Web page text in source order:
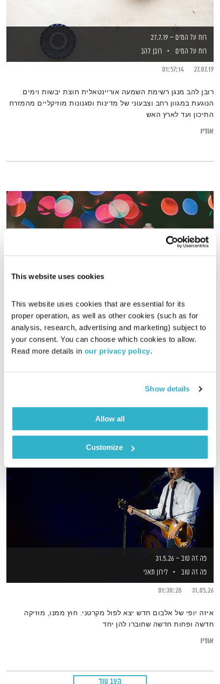
This website uses cookies
This website uses cookies that are essential for its
proper operation, as well as other cookies (such as for
analysis, research, advertising and marketing) subject to
your consent. You can choose which cookies to allow.
Read more details in our privacy policy.
Show details
Allow all
Customize
רוח על המים – 27.7.19
רוח על המים
רובן להב
27.07.19
01:57:14
רובן להב מנגן רשימת השמעה אוריינטאלית חוצת יבשות וימים
הנוגעת במגוון רחב וצבעוני של מדינות וסגנונות מוזיקליים מהמזרח
התיכון ועד לארץ האש
אודיו
חנוכריסמס
טיול שבת
מיכל גפן
19.12.20
02:02:28
מיכל גפן מזמינה אתכם לשעתיים של מוזיקה שמטיילת חופשי
אודיו
פה זה טוב – 31.5.26
פה זה טוב
לירון תאני
31.05.26
01:30:28
איזה יופי של אלבום חדש יצא לפול מקרטני. חוץ ממנו, מוזיקה
חדשה ופחות חדשה שחוברו להן יחד
אודיו